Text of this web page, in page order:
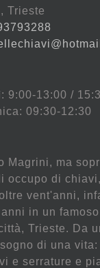
Trieste
9:00-13:00 /
09:30-12:30
Magrini, ma
occupo di
vent'anni,
in un
Trieste. Da
di una
e serrature e